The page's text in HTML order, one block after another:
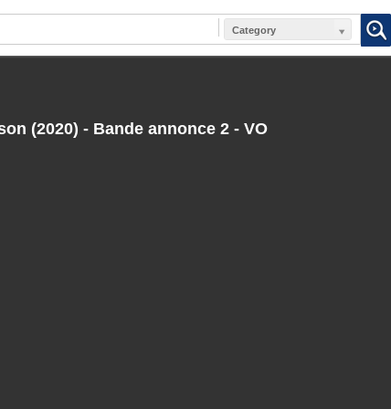
Category
(2020) - Bande annonce 2 - VO